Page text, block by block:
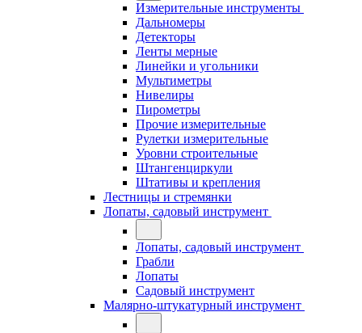
Измерительные инструменты
Дальномеры
Детекторы
Ленты мерные
Линейки и угольники
Мультиметры
Нивелиры
Пирометры
Прочие измерительные
Рулетки измерительные
Уровни строительные
Штангенциркули
Штативы и крепления
Лестницы и стремянки
Лопаты, садовый инструмент
Лопаты, садовый инструмент
Грабли
Лопаты
Садовый инструмент
Малярно-штукатурный инструмент